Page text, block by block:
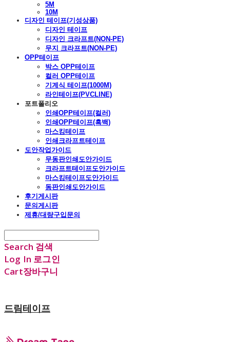
5M
10M
디자인 테이프(기성상품)
디자인 테이프
디자인 크라프트(NON-PE)
무지 크라프트(NON-PE)
OPP테이프
박스 OPP테이프
컬러 OPP테이프
기계식 테이프(1000M)
라인테이프(PVCLINE)
포트폴리오
인쇄OPP테이프(컬러)
인쇄OPP테이프(흑백)
마스킹테이프
인쇄크라프트테이프
도안작업가이드
무동판인쇄도안가이드
크라프트테이프도안가이드
마스킹테이프도안가이드
동판인쇄도안가이드
후기게시판
문의게시판
제휴/대량구입문의
Search 검색
Log In 로그인
Cart장바구니
드림테이프